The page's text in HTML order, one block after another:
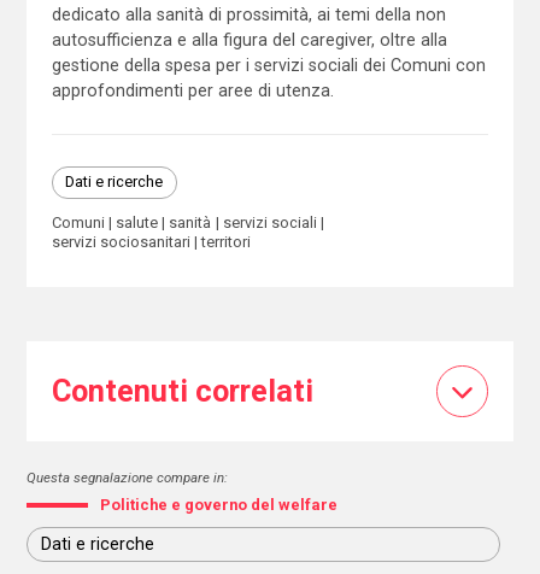
dedicato alla sanità di prossimità, ai temi della non
autosufficienza e alla figura del caregiver, oltre alla
gestione della spesa per i servizi sociali dei Comuni con
approfondimenti per aree di utenza.
Dati e ricerche
Comuni salute sanità
servizi sociali
servizi sociosanitari
territori
Contenuti correlati
Questa segnalazione compare in:
Politiche e governo del welfare
Dati e ricerche